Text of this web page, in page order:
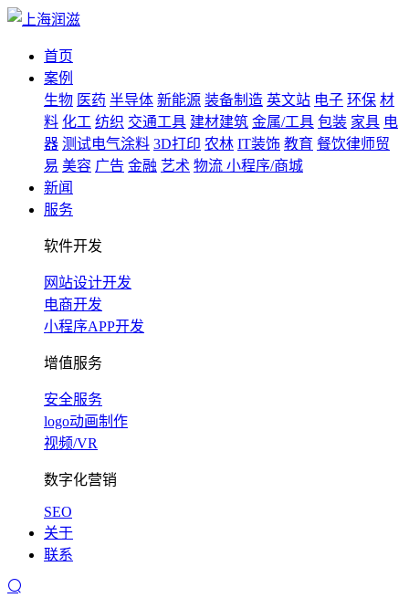
首页
案例
生物 医药 半导体 新能源 装备制造 英文站 电子 环保 材
料 化工 纺织 交通工具 建材建筑 金属/工具 包装 家具 电
器 测试电气涂料 3D打印 农林 IT装饰 教育 餐饮律师贸
易 美容 广告 金融 艺术 物流 小程序/商城
新闻
服务
软件开发
网站设计开发
电商开发
小程序APP开发
增值服务
安全服务
logo动画制作
视频/VR
数字化营销
SEO
关于
联系